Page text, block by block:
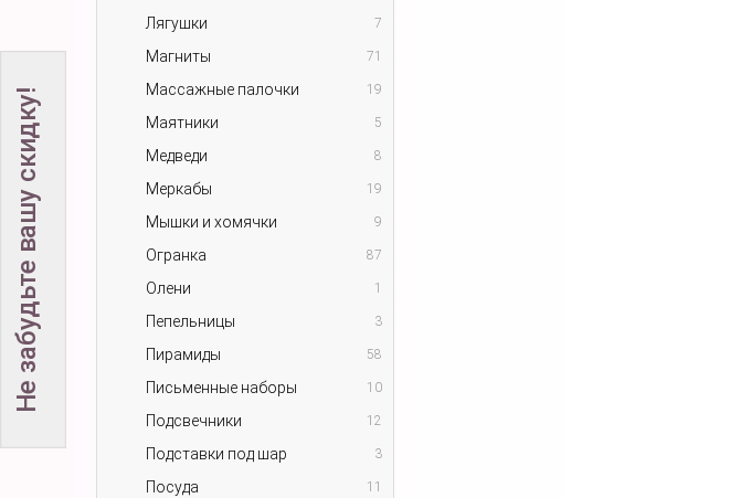
Лягушки 7
Магниты 71
Массажные палочки 19
Маятники 5
Медведи 8
Меркабы 19
Мышки и хомячки 9
Огранка 87
Олени 1
Пепельницы 3
Пирамиды 58
Письменные наборы 10
Подсвечники 12
Подставки под шар 3
Посуда 11
Не забудьте вашу скидку!